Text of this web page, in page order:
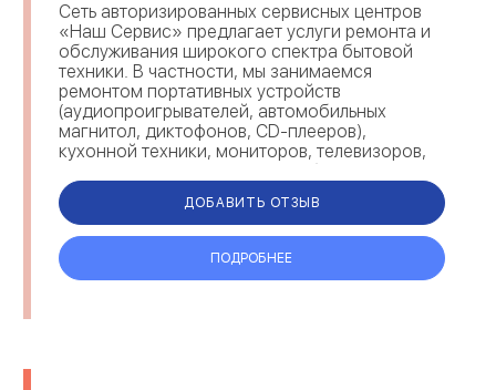
Сеть авторизированных сервисных центров
«Наш Сервис» предлагает услуги ремонта и
обслуживания широкого спектра бытовой
техники. В частности, мы занимаемся
ремонтом портативных устройств
(аудиопроигрывателей, автомобильных
магнитол, диктофонов, CD-плееров),
кухонной техники, мониторов, телевизоров,
смартфонов, планшетов, ноутбуков и т.п.
Благодаря постоянному наличию о...
ДОБАВИТЬ ОТЗЫВ
ПОДРОБНЕЕ